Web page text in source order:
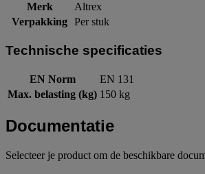
Merk
Altrex
Verpakking Per stuk
Technische specificaties
EN Norm
EN 131
Max. belasting (kg) 150 kg
Documentatie
Selecteer je product om de beschikbare